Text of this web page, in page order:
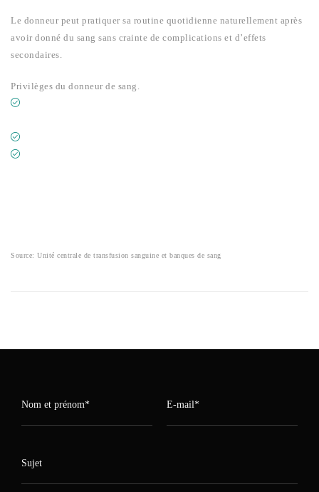
Le donneur peut pratiquer sa routine quotidienne naturellement après
avoir donné du sang sans crainte de complications et d’effets
secondaires.
Privilèges du donneur de sang.
Source: Unité centrale de transfusion sanguine et banques de sang